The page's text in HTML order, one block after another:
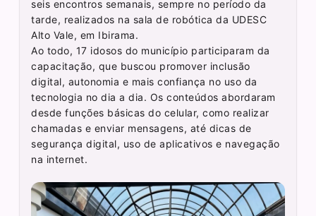
seis encontros semanais, sempre no período da
tarde, realizados na sala de robótica da UDESC
Alto Vale, em Ibirama.
Ao todo, 17 idosos do município participaram da
capacitação, que buscou promover inclusão
digital, autonomia e mais confiança no uso da
tecnologia no dia a dia. Os conteúdos abordaram
desde funções básicas do celular, como realizar
chamadas e enviar mensagens, até dicas de
segurança digital, uso de aplicativos e navegação
na internet.